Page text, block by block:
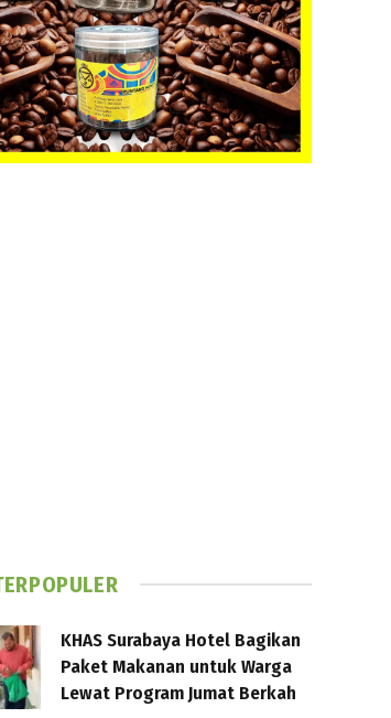
KHAS Surabaya Hotel Bagikan
Paket Makanan untuk Warga
Lewat Program Jumat Berkah